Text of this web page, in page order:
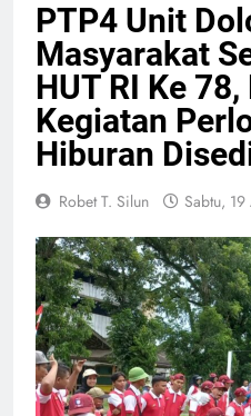
3 Jam
PTP4 Unit
Masyarakat
HUT RI Ke
Kegiatan
Hiburan
Robet T. Silun Sabtu,